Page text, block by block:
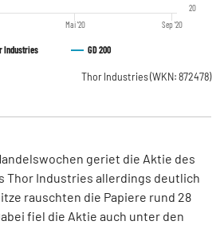
Industries GD 200
Mai '20 Sep '20
20
Thor Industries(WKN: 872478)
geriet die Aktie des
Thor Industries allerdings deutlich
rauschten die Papiere rund 28
fiel die Aktie auch unter den